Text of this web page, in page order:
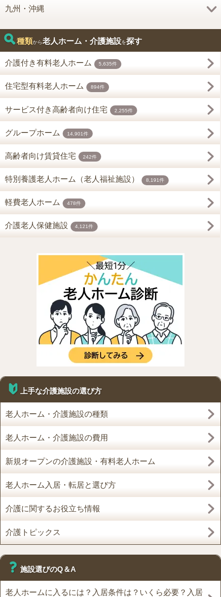
九州・沖縄
種類から老人ホーム・介護施設を探す
介護付き有料老人ホーム 5,635件
住宅型有料老人ホーム 894件
サービス付き高齢者向け住宅 2,255件
グループホーム 14,901件
高齢者向け賃貸住宅 242件
特別養護老人ホーム（老人福祉施設） 8,191件
軽費老人ホーム 478件
介護老人保健施設 4,121件
上手な介護施設の選び方
老人ホーム・介護施設の種類
老人ホーム・介護施設の費用
新規オープンの介護施設・有料老人ホーム
老人ホーム入居・転居と選び方
介護に関するお役立ち情報
介護トピックス
施設選びのQ＆A
老人ホームに入るには？入居条件は？いくら必要？入居